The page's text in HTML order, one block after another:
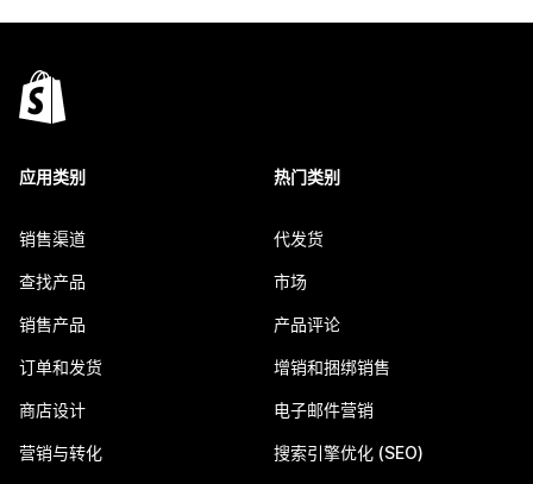
应用类别
销售渠道
查找产品
销售产品
订单和发货
商店设计
营销与转化
热门类别
代发货
市场
产品评论
增销和捆绑销售
电子邮件营销
搜索引擎优化 (SEO)